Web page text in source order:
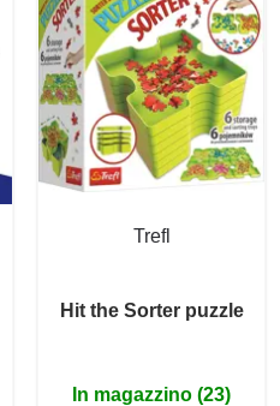
Trefl
Hit the Sorter puzzle
In magazzino (23)